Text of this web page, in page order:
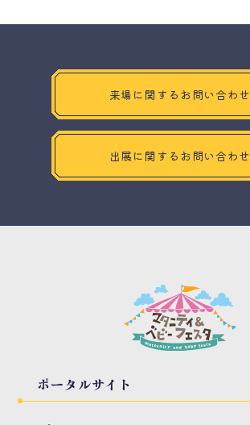
来場に関するお問い合わせ
出展に関するお問い合わせ
ポータルサイト